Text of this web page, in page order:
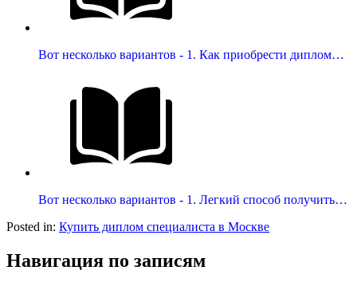
Вот несколько вариантов - 1. Как приобрести диплом…
Вот несколько вариантов - 1. Легкий способ получить…
Posted in: Купить диплом специалиста в Москве
Навигация по записям